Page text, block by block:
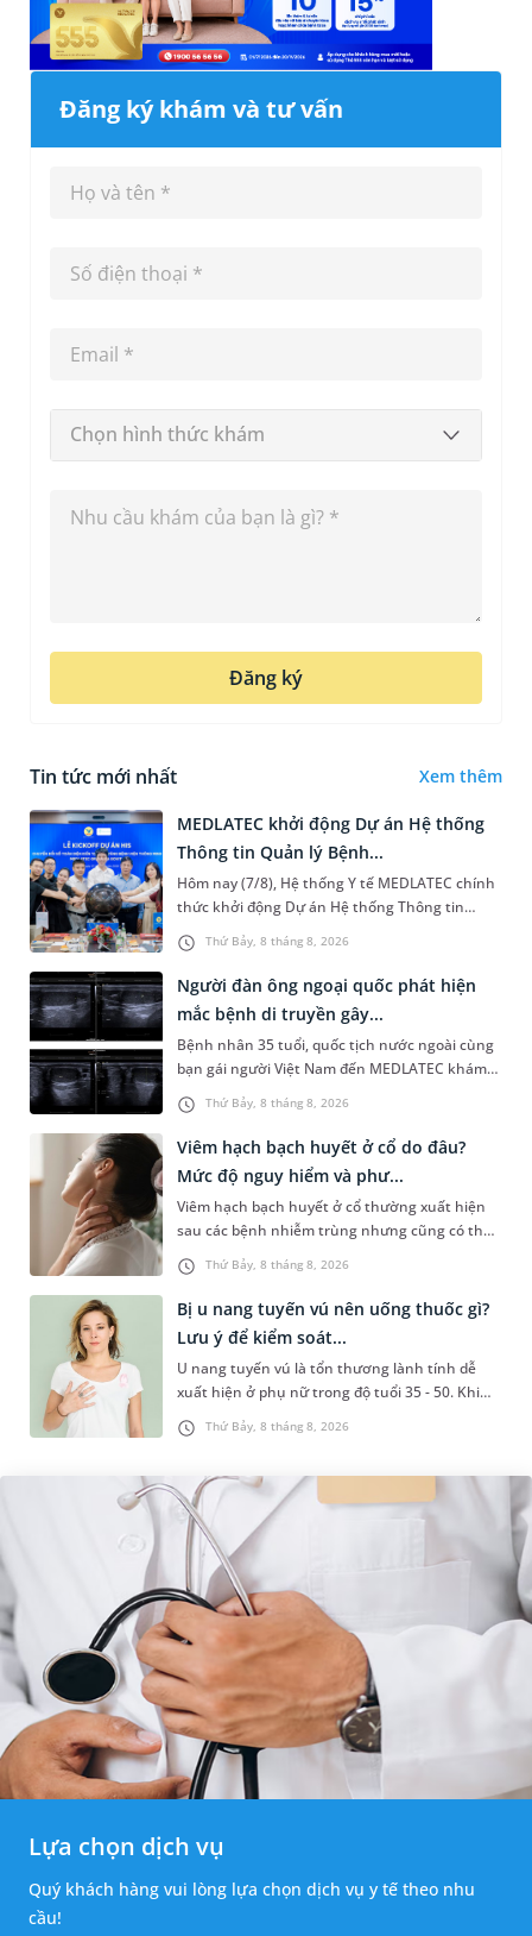
Đăng ký khám và tư vấn
Chọn hình thức khám
Đăng ký
Tin tức mới nhất Xem thêm
Thứ Bảy, 8 tháng 8, 2026
MEDLATEC khởi động Dự án Hệ thống
Thông tin Quản lý Bệnh...
Hôm nay (7/8), Hệ thống Y tế MEDLATEC chính
thức khởi động Dự án Hệ thống Thông tin
Quản lý Bệnh viện (HIS - Hospital Information
System) giai đoạn mới. Dự á...
Thứ Bảy, 8 tháng 8, 2026
Người đàn ông ngoại quốc phát hiện
mắc bệnh di truyền gây...
Bệnh nhân 35 tuổi, quốc tịch nước ngoài cùng
bạn gái người Việt Nam đến MEDLATEC khám
sức khỏe tiền hôn nhân. Qua thăm khám và
làm các xét nghiệm chuyên sâu,...
Thứ Bảy, 8 tháng 8, 2026
Viêm hạch bạch huyết ở cổ do đâu?
Mức độ nguy hiểm và phư...
Viêm hạch bạch huyết ở cổ thường xuất hiện
sau các bệnh nhiễm trùng nhưng cũng có thể
liên quan đến lao hạch hoặc ung thư. Để tìm
hiểu nguyên nhân gây viêm,...
Thứ Bảy, 8 tháng 8, 2026
Bị u nang tuyến vú nên uống thuốc gì?
Lưu ý để kiểm soát...
U nang tuyến vú là tổn thương lành tính dễ
xuất hiện ở phụ nữ trong độ tuổi 35 - 50. Khi
được chẩn đoán mắc bệnh, nhiều người
thường băn khoăn u nang tuyến v...
Lựa chọn dịch vụ
Quý khách hàng vui lòng lựa chọn dịch vụ y tế theo nhu
cầu!